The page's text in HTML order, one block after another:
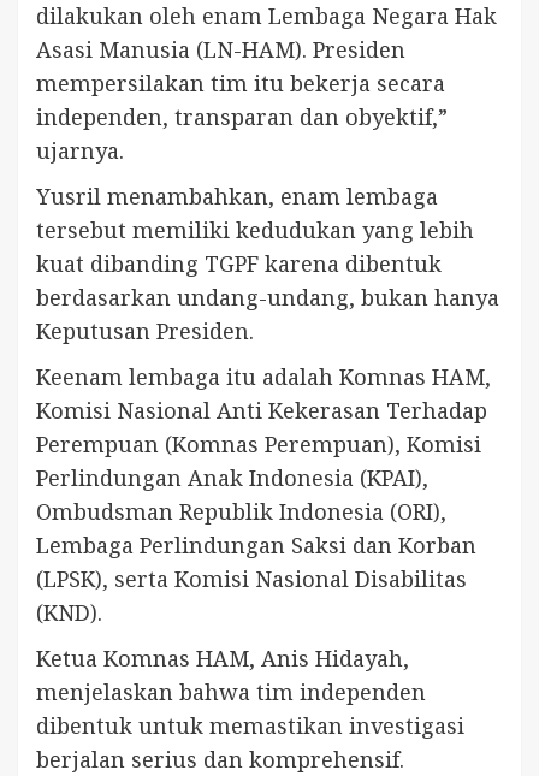
dilakukan oleh enam Lembaga Negara Hak
Asasi Manusia (LN-HAM). Presiden
mempersilakan tim itu bekerja secara
independen, transparan dan obyektif,”
ujarnya.
Yusril menambahkan, enam lembaga
tersebut memiliki kedudukan yang lebih
kuat dibanding TGPF karena dibentuk
berdasarkan undang-undang, bukan hanya
Keputusan Presiden.
Keenam lembaga itu adalah Komnas HAM,
Komisi Nasional Anti Kekerasan Terhadap
Perempuan (Komnas Perempuan), Komisi
Perlindungan Anak Indonesia (KPAI),
Ombudsman Republik Indonesia (ORI),
Lembaga Perlindungan Saksi dan Korban
(LPSK), serta Komisi Nasional Disabilitas
(KND).
Ketua Komnas HAM, Anis Hidayah,
menjelaskan bahwa tim independen
dibentuk untuk memastikan investigasi
berjalan serius dan komprehensif.